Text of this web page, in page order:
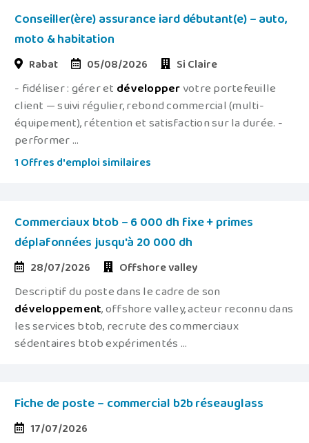
Conseiller(ère) assurance iard débutant(e) – auto,
moto & habitation
Rabat 05/08/2026 Si Claire
- fidéliser : gérer et développervotre portefeuille
client — suivi régulier, rebond commercial (multi-
équipement), rétention et satisfaction sur la durée. -
performer ...
1 Offres d'emploi similaires
Commerciaux btob – 6 000 dh fixe + primes
déplafonnées jusqu'à 20 000 dh
28/07/2026 Offshore valley
Descriptif du poste dans le cadre de son
développement, offshore valley, acteur reconnu dans
les services btob, recrute des commerciaux
sédentaires btob expérimentés ...
Fiche de poste – commercial b2b réseauglass
17/07/2026